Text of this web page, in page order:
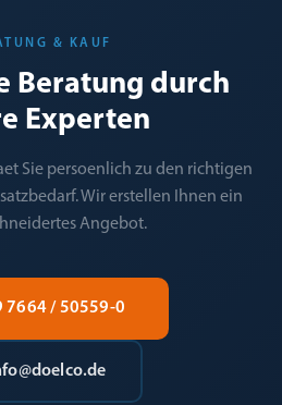
& KAUF
Beratung durch
Experten
Sie persoenlich zu den richtigen
Wir erstellen Ihnen ein
Angebot.
7664 / 50559-0